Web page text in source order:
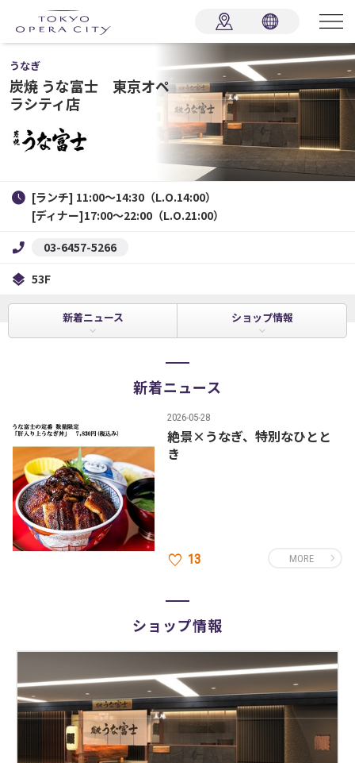
うなぎ
炭焼 うな富士 東京オペ
ラシティ店
[ランチ] 11:00～14:30（L.O.14:00）
[ディナー]17:00～22:00（L.O.21:00）
03-6457-5266
53F
新着ニュース ショップ情報
新着ニュース
2026-05-28
絶景×うなぎ、特別なひとと
き
MORE
13
ショップ情報